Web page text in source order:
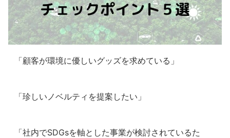
「顧客が環境に優しいグッズを求めている」
「珍しいノベルティを提案したい」
「社内でSDGsを軸とした事業が検討されているた